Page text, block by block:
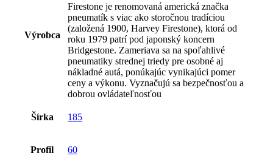
Výrobca
Firestone je renomovaná americká značka
pneumatík s viac ako storočnou tradíciou
(založená 1900, Harvey Firestone), ktorá od
roku 1979 patrí pod japonský koncern
Bridgestone. Zameriava sa na spoľahlivé
pneumatiky strednej triedy pre osobné aj
nákladné autá, ponúkajúc vynikajúci pomer
ceny a výkonu. Vyznačujú sa bezpečnosťou a
dobrou ovládateľnosťou
Šírka 185
Profil 60